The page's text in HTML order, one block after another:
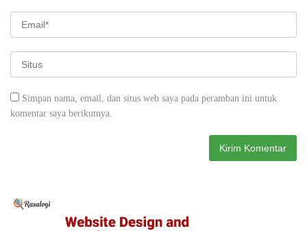
Simpan nama, email, dan situs web saya pada peramban ini untuk
komentar saya berikutnya.